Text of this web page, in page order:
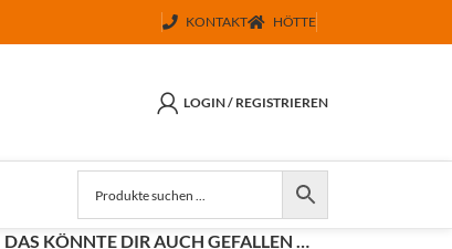
KONTAKT HÖTTE
LOGIN / REGISTRIEREN
DAS KÖNNTE DIR AUCH GEFALLEN …